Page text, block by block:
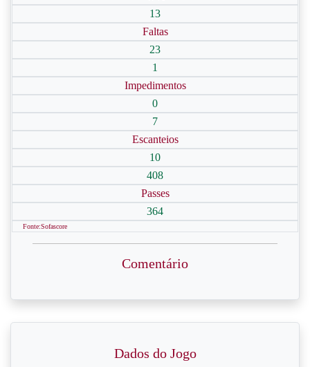
13
Faltas
23
1
Impedimentos
0
7
Escanteios
10
408
Passes
364
Fonte:Sofascore
Comentário
Dados do Jogo